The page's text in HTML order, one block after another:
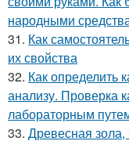
народными
31. Как
их свойства
32. Как определить
анализу. Проверка
лабораторным
33. Древесная зола,